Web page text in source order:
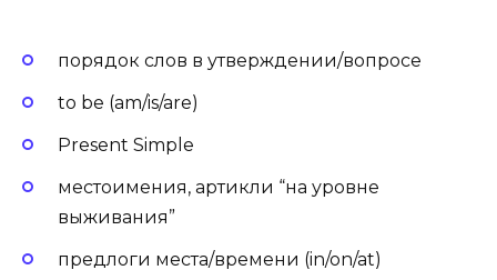
порядок слов в утверждении/вопросе
to be (am/is/are)
Present Simple
местоимения, артикли “на уровне
выживания”
предлоги места/времени (in/on/at)